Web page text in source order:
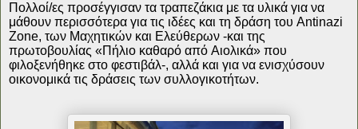
Πολλοί/ες προσέγγισαν τα τραπεζάκια με τα υλικά για να
μάθουν περισσότερα για τις ιδέες και τη δράση του Antinazi
Zone, των Μαχητικών και Ελεύθερων -και της
πρωτοβουλίας «Πήλιο καθαρό από Αιολικά» που
φιλοξενήθηκε στο φεστιβάλ-, αλλά και για να ενισχύσουν
οικονομικά τις δράσεις των συλλογικοτήτων.